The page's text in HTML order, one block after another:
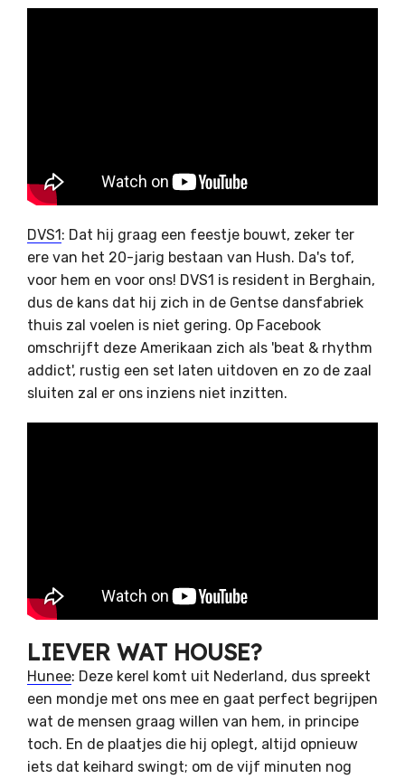
DVS1 : Dat hij graag een feestje bouwt, zeker ter
ere van het 20-jarig bestaan van Hush. Da's tof,
voor hem en voor ons! DVS1 is resident in Berghain,
dus de kans dat hij zich in de Gentse dansfabriek
thuis zal voelen is niet gering. Op Facebook
omschrijft deze Amerikaan zich als 'beat & rhythm
addict', rustig een set laten uitdoven en zo de zaal
sluiten zal er ons inziens niet inzitten.
LIEVER WAT HOUSE?
Hunee: Deze kerel komt uit Nederland, dus spreekt
een mondje met ons mee en gaat perfect begrijpen
wat de mensen graag willen van hem, in principe
toch. En de plaatjes die hij oplegt, altijd opnieuw
iets dat keihard swingt; om de vijf minuten nog